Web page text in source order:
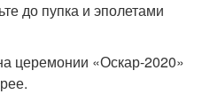
до пупка и эполетами
церемонии «Оскар-2020»